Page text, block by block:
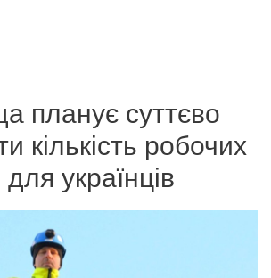
планує суттєво
кількість робочих
для українців